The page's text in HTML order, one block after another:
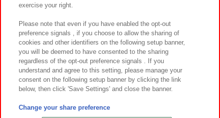
お取引先さまとともに
カスタマーハラスメント対応方針 よくあるご質問・お問い合わせ
©Bandai Namco Amusement Inc.
©Bandai Namco Amusement Lab Inc.
exercise your right.
Please note that even if you have enabled the opt-out
preference signals , if you choose to allow the sharing of
cookies and other identifiers on the following setup banner,
you will be deemed to have consented to the sharing
regardless of the opt-out preference signals . If you
understand and agree to this setting, please manage your
consent on the following setup banner by clicking the link
below, then click 'Save Settings' and close the banner.
Change your share preference